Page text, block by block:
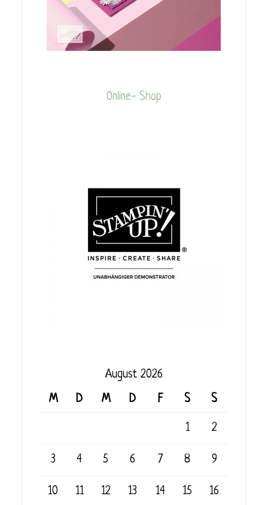
Online- Shop
August 2026
M
D M D F S S
1 2
3 4 5 6 7 8 9
10 11 12 13 14 15 16